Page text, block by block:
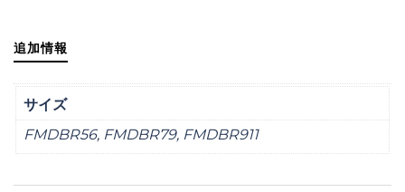
追加情報
サイズ
FMDBR56, FMDBR79, FMDBR911